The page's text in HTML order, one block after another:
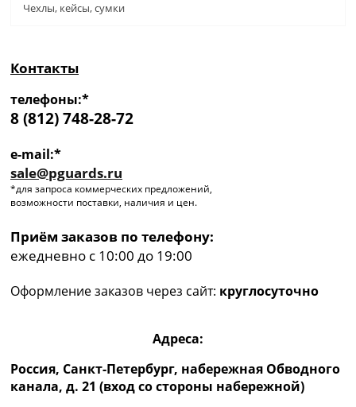
Чехлы, кейсы, сумки
Контакты
телефоны:*
8 (812) 748-28-72
e-mail:*
sale@pguards.ru
*для запроса коммерческих предложений,
возможности поставки, наличия и цен.
Приём заказов по телефону:
ежедневно с 10:00 до 19:00
Оформление заказов через сайт: круглосуточно
Адреса:
Россия, Санкт-Петербург, набережная Обводного
канала, д. 21 (вход со стороны набережной)